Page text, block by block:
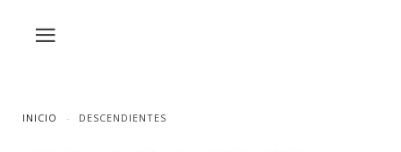
INICIO DESCENDIENTES